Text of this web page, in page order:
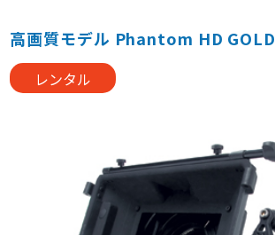
高画質モデル Phantom HD GOLD
レンタル